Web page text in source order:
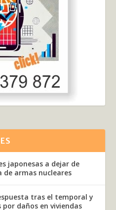
japonesas a dejar de
armas nucleares
tras el temporal y
daños en viviendas